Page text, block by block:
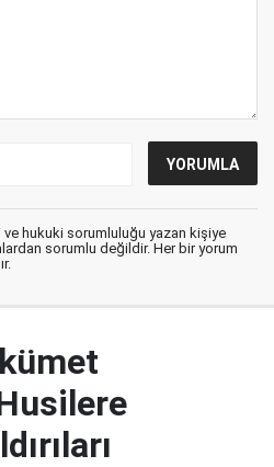
ve hukuki sorumluluğu yazan kişiye
sorumlu değildir. Her bir yorum